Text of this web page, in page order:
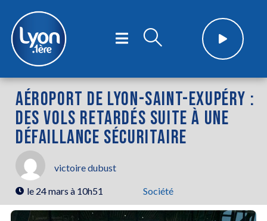
AÉROPORT DE LYON-SAINT-EXUPÉRY :
DES VOLS RETARDÉS SUITE À UNE
DÉFAILLANCE SÉCURITAIRE
victoire dubust
le 24 mars à 10h51 Société